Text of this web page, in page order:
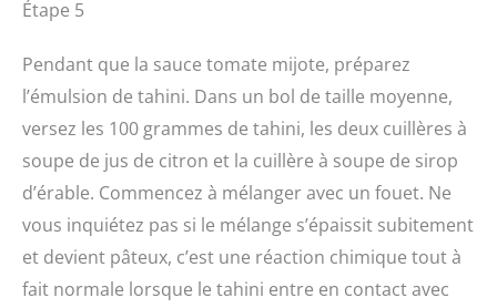
Étape 5
Pendant que la sauce tomate mijote, préparez
l’émulsion de tahini. Dans un bol de taille moyenne,
versez les 100 grammes de tahini, les deux cuillères à
soupe de jus de citron et la cuillère à soupe de sirop
d’érable. Commencez à mélanger avec un fouet. Ne
vous inquiétez pas si le mélange s’épaissit subitement
et devient pâteux, c’est une réaction chimique tout à
fait normale lorsque le tahini entre en contact avec